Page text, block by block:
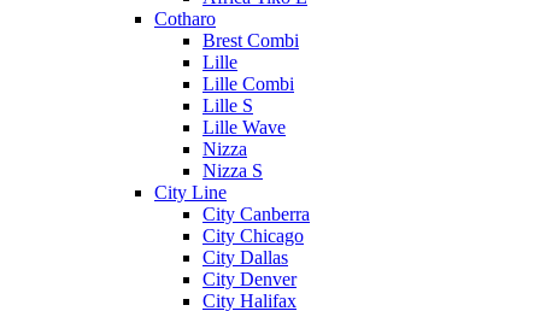
Cotharo
Brest Combi
Lille
Lille Combi
Lille S
Lille Wave
Nizza
Nizza S
City Line
City Canberra
City Chicago
City Dallas
City Denver
City Halifax